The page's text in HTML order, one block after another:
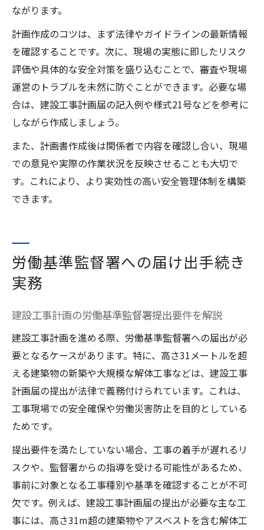
ながります。
計画作成のコツは、まず法律やガイドラインの最新情報
を確認することです。次に、現場の実態に即したリスク
評価や具体的な安全対策を盛り込むことで、審査や現場
運営のトラブルを未然に防ぐことができます。必要な場
合は、建設工事計画届の記入例や様式21号などを参考に
しながら作成しましょう。
また、計画書作成後は関係者で内容を確認し合い、現場
での意見や実際の作業状況を反映させることも大切で
す。これにより、より実効性の高い安全管理体制を構築
できます。
労働基準監督署への届け出手続き
実務
建設工事計画の労働基準監督署提出要件を解説
建設工事計画を進める際、労働基準監督署への届出が必
要となるケースがあります。特に、高さ31メートルを超
える建築物の新築や大規模な解体工事などは、建設工事
計画届の提出が法律で義務付けられています。これは、
工事現場での安全確保や労働災害防止を目的としている
ためです。
提出要件を満たしていない場合、工事の着手が遅れるリ
スクや、監督署からの指導を受ける可能性があるため、
事前に対象となる工事種別や基準を確認することが不可
欠です。例えば、建設工事計画届の提出が必要な主な工
事には、高さ31m超の建築物やアスベストを含む解体工